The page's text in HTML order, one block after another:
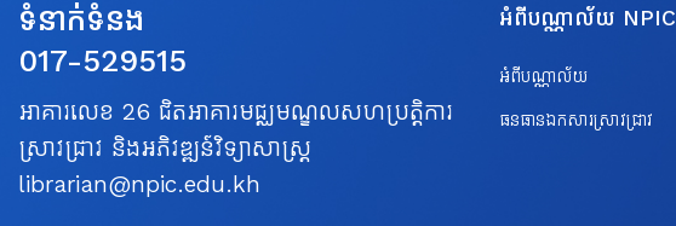
ទំនាក់ទំនង
017-529515
អាគារលេខ 26 ជិតអាគារមជ្ឈមណ្ឌលសហប្រត្តិការ
ស្រាវជ្រាវ និងអភិវឌ្ឍន៍វិទ្យាសាស្ត្រ
librarian@npic.edu.kh
អំពីបណ្ណាល័យ NPIC
អំពីបណ្ណាល័យ
ធនធានឯកសារស្រាវជ្រាវ